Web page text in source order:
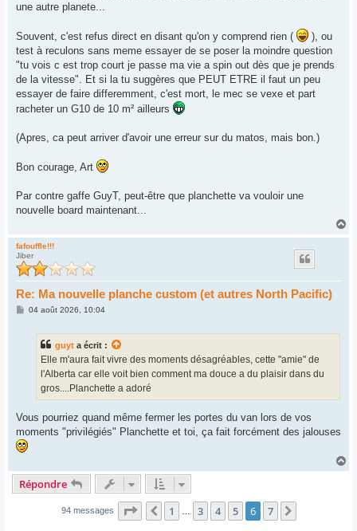
une autre planete...
Souvent, c'est refus direct en disant qu'on y comprend rien (
), ou
test à reculons sans meme essayer de se poser la moindre question
"tu vois c est trop court je passe ma vie a spin out dès que je prends
de la vitesse". Et si la tu suggères que PEUT ETRE il faut un peu
essayer de faire differemment, c'est mort, le mec se vexe et part
racheter un G10 de 10 m² ailleurs
(Apres, ca peut arriver d'avoir une erreur sur du matos, mais bon.)
Bon courage, Art
Par contre gaffe GuyT, peut-être que planchette va vouloir une
nouvelle board maintenant...
fafouffle!!!
Jiber
Re: Ma nouvelle planche custom (et autres North Pacific)
M04 août 2026, 10:04
guyt a écrit :
Elle m'aura fait vivre des moments désagréables, cette "amie" de
l'Alberta car elle voit bien comment ma douce a du plaisir dans du
gros....Planchette a adoré
Vous pourriez quand même fermer les portes du van lors de vos
moments "privilégiés" Planchette et toi, ça fait forcément des jalouses
a
Répondre
94 messages Page sur
Précédent
1 3 4 5 6 7